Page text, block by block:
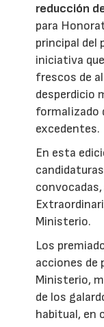
reducción
para
principal del
iniciativa
frescos de
desperdicio
formalizado
excedentes.
En esta
Ministerio.
Los
acciones de
Ministerio,
de los
habitual, en